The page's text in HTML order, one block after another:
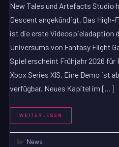
New Tales und Artefacts Studio
Descent angekündigt. Das
ist die erste Videospieladaption
Universums von Fantasy Flight
Spiel erscheint Frühjahr 2026 für
Xbox Series X|S. Eine Demo ist
verfügbar. Neues Kapitel im […]
WEITERLESEN
News